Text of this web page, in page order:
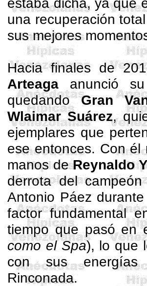
una recuperación
sus mejores
Hacia finales de
Arteaga anunció
quedandoGran
WlaimarSuárez,
ejemplares que
ese entonces. Con
manos deReynaldo
derrota del
Antonio Páez
factor fundamental
tiempo que pasó en
como el Spa), lo que
con sus energías
Rinconada.